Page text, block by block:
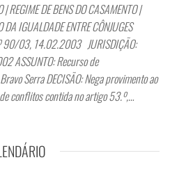
REGIME DE BENS DO CASAMENTO |
IGUALDADE ENTRE CÔNJUGES
90/03, 14.02.2003 JURISDIÇÃO:
ASSUNTO: Recurso de
Serra DECISÃO: Nega provimento ao
conflitos contida no artigo 53.º,…